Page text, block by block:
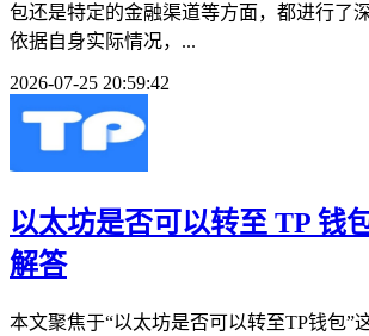
包还是特定的金融渠道等方面，都进行了
依据自身实际情况，...
2026-07-25 20:59:42
以太坊是否可以转至 TP 钱
解答
本文聚焦于“以太坊是否可以转至TP钱包”